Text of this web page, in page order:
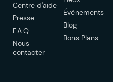
Centre d'aide
Presse
F.A.Q
Nous
contacter
Événements
Blog
Bons Plans